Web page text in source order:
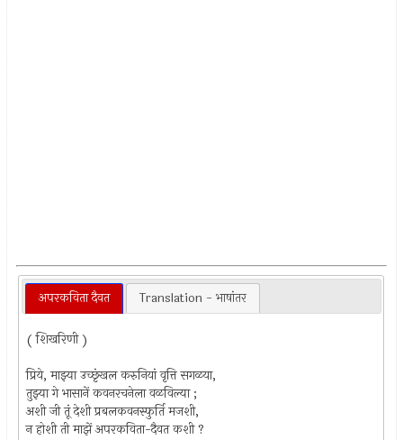
अपरकविता दैवत Translation - भाषांतर
( शिखरिणी )
प्रिये, माझ्या उच्छृंखल करुनियां वृत्ति सगळया,
तुझ्या गे भासानें कवनरचनेला वळविल्या ;
अशी जी तूं देशी प्रबलकवनस्फुर्ति मजशी,
न होशी ती माझें अपरकविता-दैवत कशी ?